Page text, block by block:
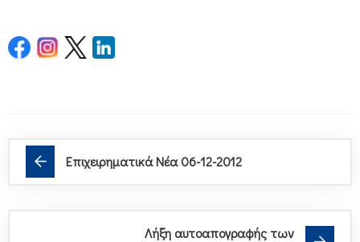
Επιχειρηματικά Νέα 06-12-2012
Λήξη αυτοαπογραφής των